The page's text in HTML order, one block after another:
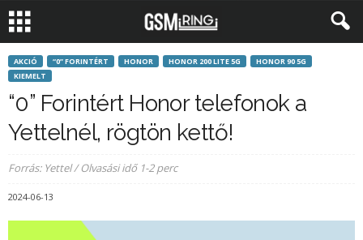
AKCIÓ “0” FORINTÉRT HONOR HONOR 200 LITE 5G
HONOR 90 5G
KIEMELT
“0” Forintért Honor telefonok a
Yettelnél, rögtön kettő!
Forrás: Yettel / Olvasási idő 1-2 perc
2024-06-13